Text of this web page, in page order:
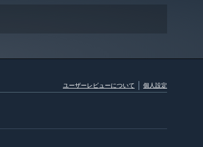
ユーザーレビューについて 個人設定